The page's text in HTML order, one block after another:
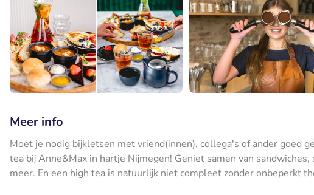
Meer info
Moet je nodig bijkletsen met vriend(innen), collega's of ander goed
tea bij Anne&Max in hartje Nijmegen! Geniet samen van
meer. En een high tea is natuurlijk niet compleet zonder onbeperkt